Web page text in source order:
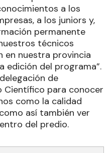
a los
a los juniors y,
permanente
técnicos
en nuestra provincia
edición del programa”.
de
Científico para conocer
como la calidad
así también ver
del predio.